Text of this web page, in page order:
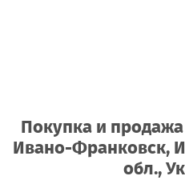
Покупка и
Ивано-Франковск,
обл.,